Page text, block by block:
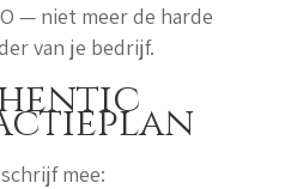
— niet meer de harde
van je bedrijf.
mee: